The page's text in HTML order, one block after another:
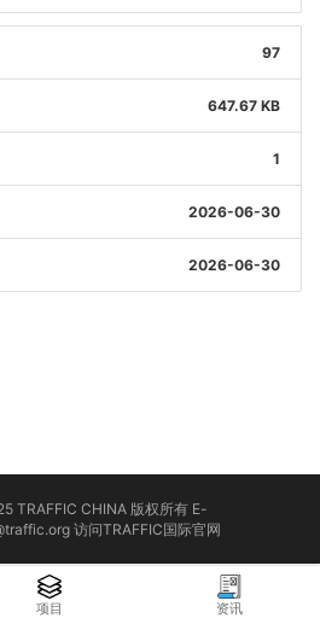
97
647.67 KB
1
2026-06-30
2026-06-30
TRAFFIC CHINA 版权所有 E-
访问TRAFFIC国际官网
项目 资讯